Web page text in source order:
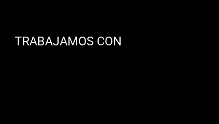
TRABAJAMOS CON